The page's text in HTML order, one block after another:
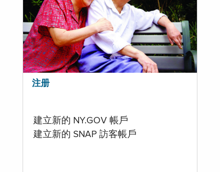
注册
建立新的 NY.GOV 帳戶
建立新的 SNAP 訪客帳戶